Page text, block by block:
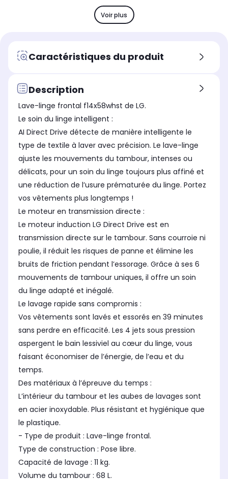
Dosage automatique de lessive
Non
Oui
Connecté
Oui
différée
Fin différée 19 heures
Dosage automatique de lessive
Non
Essorage
Essorage élevé (1400 trs)
Dosage automatique de lessive
Non
Connecté
Oui
différée
Fin différée
Dosage automatique de lessive
Voir plus
Caractéristiques du produit
Description
Lave-linge frontal f14x58whst de LG.
Le soin du linge intelligent :
AI Direct Drive détecte de manière intelligente le
type de textile à laver avec précision. Le lave-linge
ajuste les mouvements du tambour, intenses ou
délicats, pour un soin du linge toujours plus affiné et
une réduction de l’usure prématurée du linge. Portez
vos vêtements plus longtemps !
Le moteur en transmission directe :
Le moteur induction LG Direct Drive est en
transmission directe sur le tambour. Sans courroie ni
poulie, il réduit les risques de panne et élimine les
bruits de friction pendant l’essorage. Grâce à ses 6
mouvements de tambour uniques, il offre un soin
du linge adapté et inégalé.
Le lavage rapide sans compromis :
Vos vêtements sont lavés et essorés en 39 minutes
sans perdre en efficacité. Les 4 jets sous pression
aspergent le bain lessiviel au cœur du linge, vous
faisant économiser de l’énergie, de l’eau et du
temps.
Des matériaux à l’épreuve du temps :
L’intérieur du tambour et les aubes de lavages sont
en acier inoxydable. Plus résistant et hygiénique que
le plastique.
- Type de produit : Lave-linge frontal.
Type de construction : Pose libre.
Capacité de lavage : 11 kg.
Volume du tambour : 68 L.